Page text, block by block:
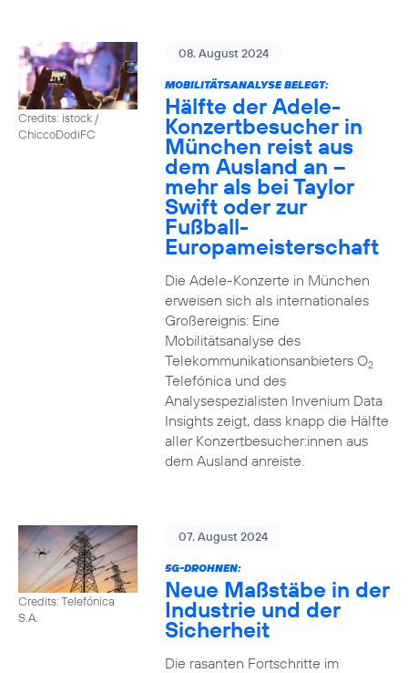
Credits: istock /
ChiccoDodiFC
08. August 2024
MOBILITÄTSANALYSE BELEGT:
Hälfte der Adele-
Konzertbesucher in
München reist aus
dem Ausland an –
mehr als bei Taylor
Swift oder zur
Fußball-
Europameisterschaft
Die Adele-Konzerte in München
erweisen sich als internationales
Großereignis: Eine
Mobilitätsanalyse des
Telekommunikationsanbieters O2
Telefónica und des
Analysespezialisten Invenium Data
Insights zeigt, dass knapp die Hälfte
aller Konzertbesucher:innen aus
dem Ausland anreiste.
Credits: Telefónica
S.A.
07. August 2024
5G-DROHNEN:
Neue Maßstäbe in der
Industrie und der
Sicherheit
Die rasanten Fortschritte im